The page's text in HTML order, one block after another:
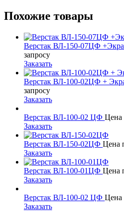
Похожие товары
Верстак ВЛ-150-07ЦФ
запросу
Заказать
Верстак ВЛ-100-02ЦФ +
запросу
Заказать
Верстак ВЛ-100-02 ЦФ Цена
Заказать
Верстак ВЛ-150-02ЦФ Цена
Заказать
Верстак ВЛ-100-01ЦФ Цена
Заказать
Верстак ВЛ-100-02 ЦФ Цена
Заказать